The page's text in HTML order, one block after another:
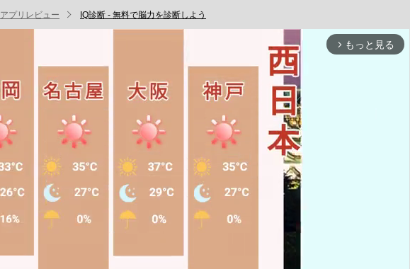
アプリレビュー IQ診断 - 無料で脳力を診断しよう
arrow_forward_ios もっと見る